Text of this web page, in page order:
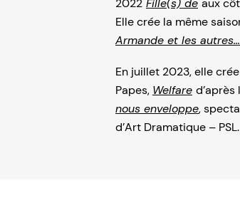
2022 Fille(s) de aux
Elle crée la même
Armande et les autres…
En juillet 2023, elle
Papes, Welfare
nous enveloppe,
d’Art Dramatique – PSL.